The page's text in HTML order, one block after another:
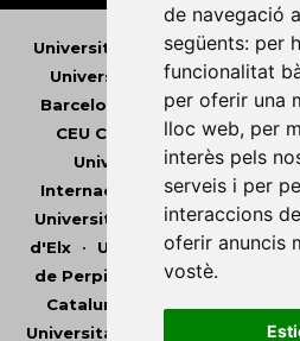
de navegació
següents: per
funcionalitat
per oferir una
lloc web, per
interès pels
serveis i per
interaccions
oferir anuncis
vostè.
Universitat Abat Oliba CEU•
Universitat d'Andorra•
Barcelona
Universitat de
CEU Cardenal Herrera•
Universitat de les Illes
Internacional de Catalunya •
Universitat de Lleida•
d'Elx• Universitat Oberta de
de Perpinyà Via Domitia
Catalunya
Universitat
Universitat Pompeu Fabra
•